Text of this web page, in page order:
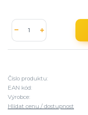
Číslo produktu:
EAN kód:
Výrobce:
Hlídat cenu / dostupnost